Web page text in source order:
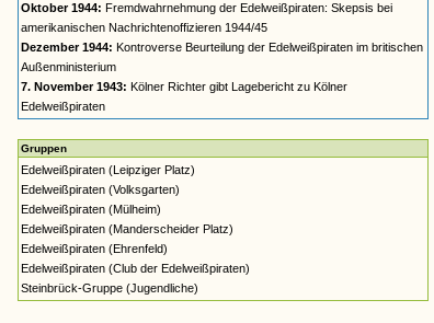
Oktober 1944: Fremdwahrnehmung der Edelweißpiraten: Skepsis bei
amerikanischen Nachrichtenoffizieren 1944/45
Dezember 1944: Kontroverse Beurteilung der Edelweißpiraten im britischen
Außenministerium
7. November 1943: Kölner Richter gibt Lagebericht zu Kölner
Edelweißpiraten
Gruppen
Edelweißpiraten (Leipziger Platz)
Edelweißpiraten (Volksgarten)
Edelweißpiraten (Mülheim)
Edelweißpiraten (Manderscheider Platz)
Edelweißpiraten (Ehrenfeld)
Edelweißpiraten (Club der Edelweißpiraten)
Steinbrück-Gruppe (Jugendliche)